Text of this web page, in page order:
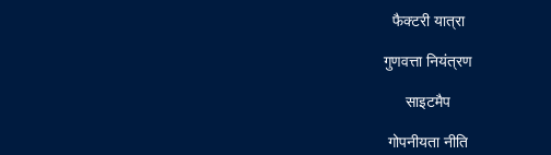
फैक्टरी यात्रा
गुणवत्ता नियंत्रण
साइटमैप
गोपनीयता नीति